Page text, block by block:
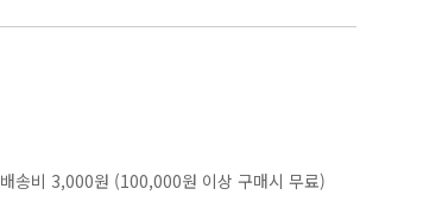
배송비 3,000원 (100,000원 이상 구매시 무료)